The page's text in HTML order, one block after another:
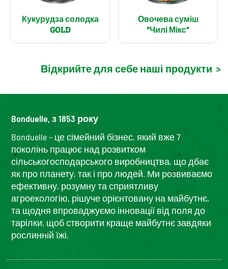
Кукурудза солодка
GOLD
Овочева суміш
"Чилі Мікс"
Відкрийте для себе наші продукти >
Bonduelle, з 1853 року
Bonduelle – це сімейний бізнес, який вже 7
поколінь працює над розвитком
сільськогосподарського виробництва, що дбає
як про планету, так і про людей. Ми розвиваємо
ефективну, розумну та сприятливу
агроекологію, рішуче орієнтовану на майбутнє,
та щодня впроваджуємо інновації від поля до
тарілки, щоб створити краще майбутнє завдяки
рослинній їжі.